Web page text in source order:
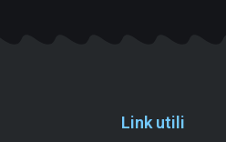
Link utili